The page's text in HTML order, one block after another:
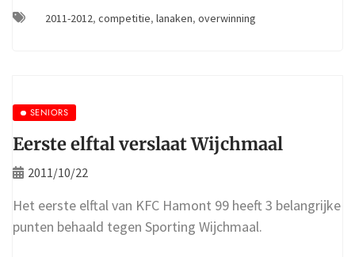
2011-2012, competitie, lanaken, overwinning
SENIORS
Eerste elftal verslaat Wijchmaal
2011/10/22
Het eerste elftal van KFC Hamont 99 heeft 3 belangrijke
punten behaald tegen Sporting Wijchmaal.